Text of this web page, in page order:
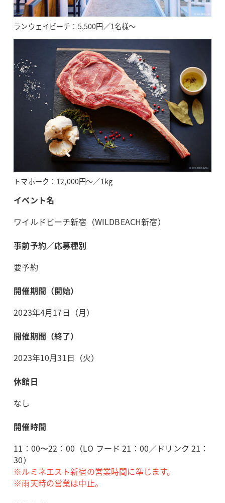
ランウェイビーチ：5,500円／1名様～
トマホーク：12,000円～／1kg
イベント名
ワイルドビーチ新宿（WILDBEACH新宿）
事前予約／応募種別
要予約
開催期間（開始）
2023年4月17日（月）
開催期間（終了）
2023年10月31日（火）
休館日
なし
開催時間
11：00〜22：00（LO フード 21：00／ドリンク 21：
30）
※ルミネエスト新宿の営業時間に準じます。
※雨天時の営業は中止。